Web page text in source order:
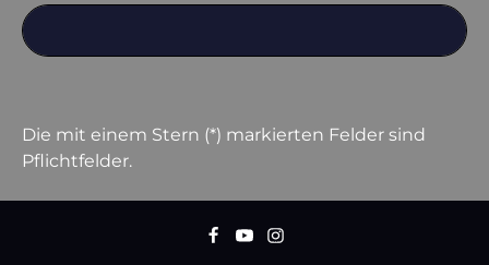
Die mit einem Stern (*) markierten Felder sind
Pflichtfelder.